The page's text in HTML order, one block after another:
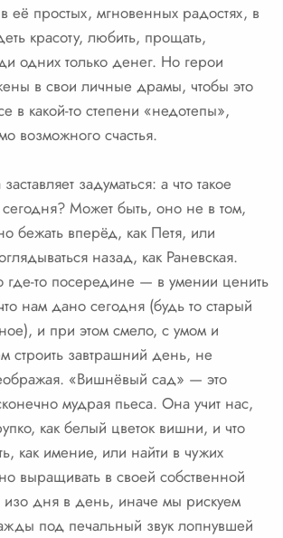
простых, мгновенных радостях, в
красоту, любить, прощать,
одних только денег. Но герои
в свои личные драмы, чтобы это
в какой-то степени «недотепы»,
возможного счастья.
задуматься: а что такое
сегодня? Может быть, оно не в том,
бежать вперёд, как Петя, или
назад, как Раневская.
то посередине — в умении ценить
нам дано сегодня (будь то старый
и при этом смело, с умом и
строить завтрашний день, не
«Вишнёвый сад» — это
мудрая пьеса. Она учит нас,
как белый цветок вишни, и что
как имение, или найти в чужих
выращивать в своей собственной
дня в день, иначе мы рискуем
под печальный звук лопнувшей